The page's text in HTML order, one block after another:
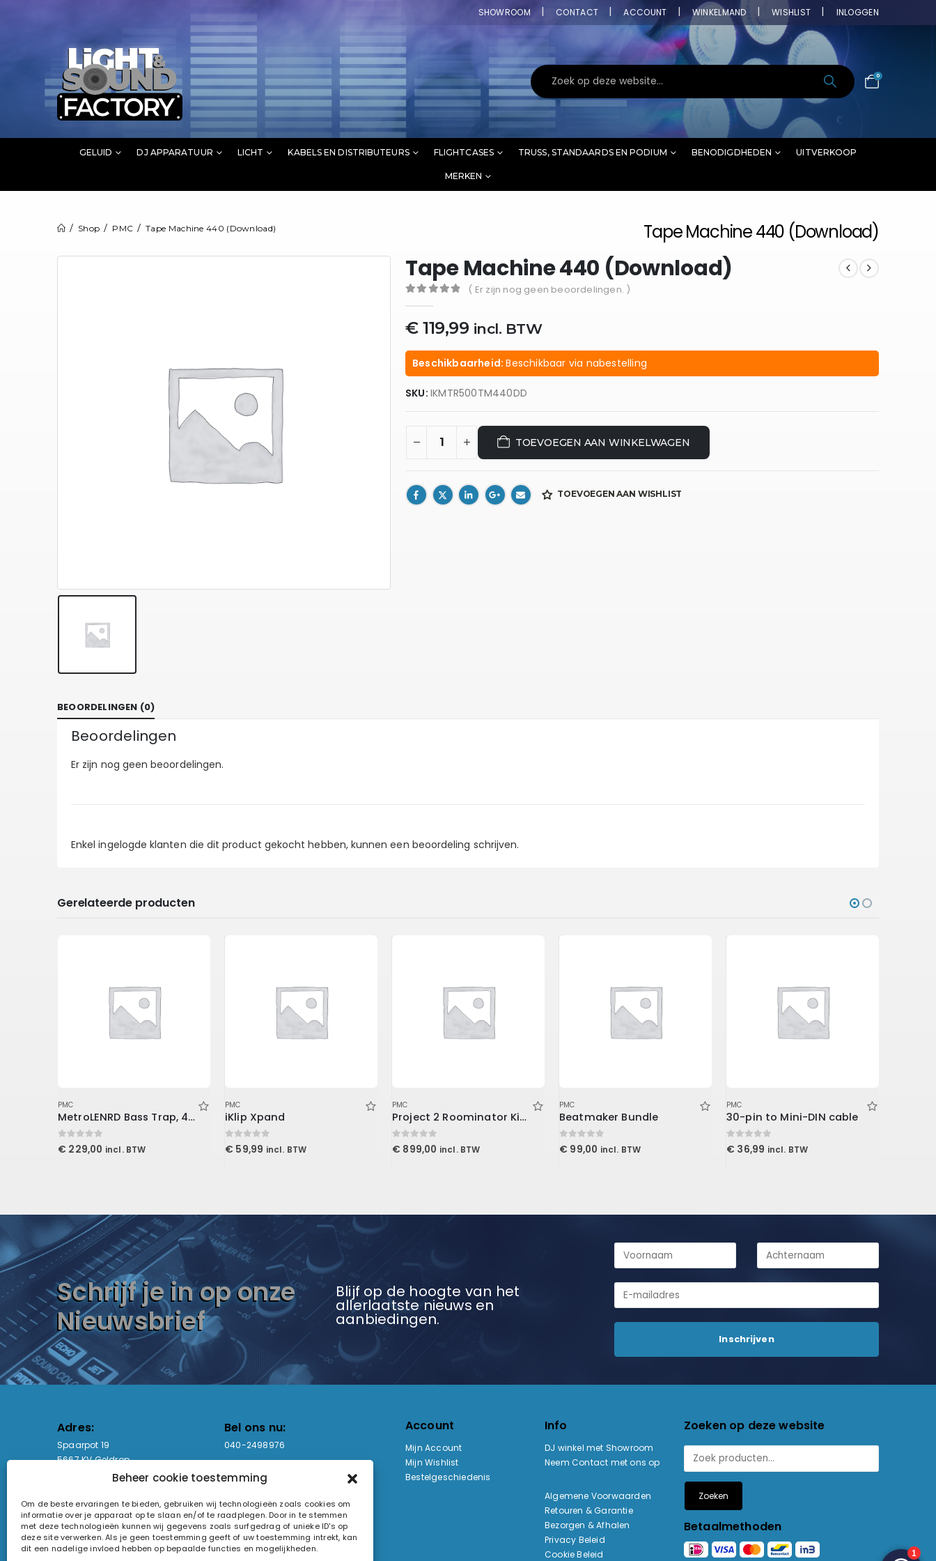
Beheer cookie toestemming
Om de beste ervaringen te bieden, gebruiken wij technologieën zoals cookies om
informatie over je apparaat op te slaan en/of te raadplegen. Door in te stemmen
met deze technologieën kunnen wij gegevens zoals surfgedrag of unieke ID's op
deze site verwerken. Als je geen toestemming geeft of uw toestemming intrekt, kan
dit een nadelige invloed hebben op bepaalde functies en mogelijkheden.
SHOWROOM CONTACT ACCOUNT WINKELMAND WISHLIST INLOGGEN
0
GELUID DJ APPARATUUR LICHT KABELS EN DISTRIBUTEURS FLIGHTCASES TRUSS, STANDAARDS EN PODIUM BENODIGDHEDEN UITVERKOOP
MERKEN
Tape Machine 440 (Download)
Shop PMC Tape Machine 440 (Download)
Tape Machine 440 (Download)
( Er zijn nog geen beoordelingen. )
€119,99 incl. BTW
Beschikbaarheid:Beschikbaar via nabestelling
SKU: IKMTR500TM440DD
TOEVOEGEN AAN WINKELWAGEN
TOEVOEGEN AAN WISHLIST
BEOORDELINGEN (0)
Beoordelingen
Er zijn nog geen beoordelingen.
Enkel ingelogde klanten die dit product gekocht hebben, kunnen een beoordeling schrijven.
Gerelateerde producten
PMC
MetroLENRD Bass Trap, 4-Pack 2-30x30x60cm, Charcoal
0out of 5
€ 229,00 incl. BTW
PMC
iKlip Xpand
0out of 5
€ 59,99 incl. BTW
PMC
Project 2 Roominator Kit Burgundy
0out of 5
€ 899,00 incl. BTW
PMC
Beatmaker Bundle
0out of 5
€ 99,00 incl. BTW
PMC
30-pin to Mini-DIN cable
0out of 5
€ 36,99 incl. BTW
Schrijf je in op onze
Nieuwsbrief
Blijf op de hoogte van het
allerlaatste nieuws en
aanbiedingen.
Adres:
Spaarpot 19
5667 KV Geldrop
Bel ons nu:
040-2498976
sales@lightandsound.store
Openingstijden:
Ma - Vr: 09:00-17:00
Za: Enkel op afspraak
KvK-nummer: 60857196
Btw-nummer: NL854090368B01
Account
Mijn Account
Mijn Wishlist
Bestelgeschiedenis
Info
DJ winkel met Showroom
Neem Contact met ons op
Algemene Voorwaarden
Retouren & Garantie
Bezorgen & Afhalen
Privacy Beleid
Cookie Beleid
Zoeken op deze website
Zoeken
Betaalmethoden